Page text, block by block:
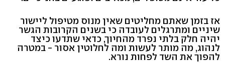
אז בזמן שאתם מחליטים שאין מנוס מטיפול ליישור
שיניים ומתרגלים לעובדה כי בשנים הקרובות הגשר
יהיה חלק בלתי נפרד מהחיוך, כדאי שתדעו כיצד
לנהוג, מה מותר לעשות ומה לחלוטין אסור - במטרה
להפוך את השד לפחות נורא.